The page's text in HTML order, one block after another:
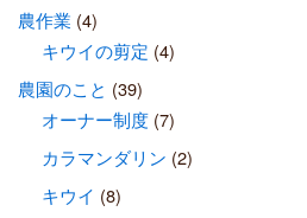
農作業 (4)
キウイの剪定 (4)
農園のこと (39)
オーナー制度(7)
カラマンダリン (2)
キウイ (8)